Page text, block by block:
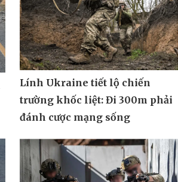
Lính Ukraine tiết lộ chiến
trường khốc liệt: Đi 300m phải
đánh cược mạng sống